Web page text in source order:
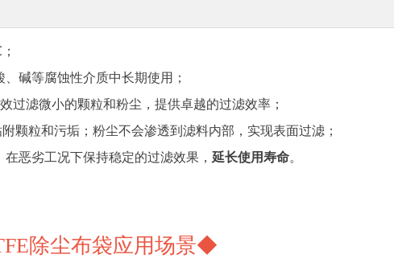
碱等腐蚀性介质中长期使用；
过滤微小的颗粒和粉尘，提供卓越的过滤效率；
颗粒和污垢；粉尘不会渗透到滤料内部，实现表面过滤 ；
在恶劣工况下保持稳定的过滤效果， 延长使用寿命。
除尘布袋应用场景◆